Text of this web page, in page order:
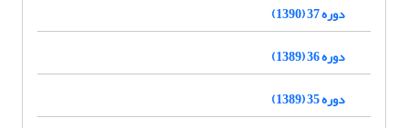
دوره 37 (1390)
دوره 36 (1389)
دوره 35 (1389)